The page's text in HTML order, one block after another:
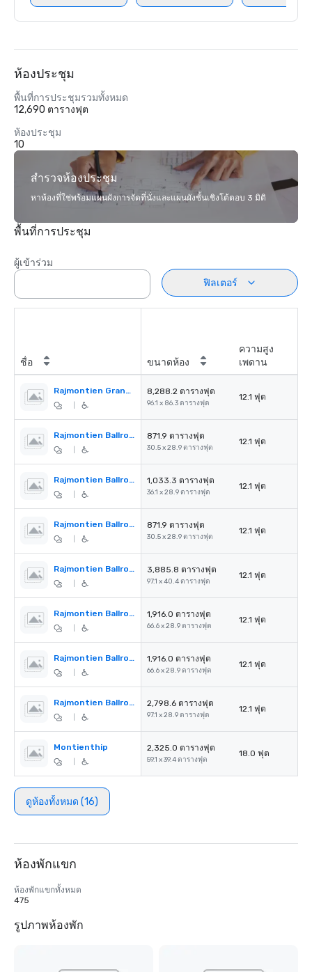
ห้องประชุม
พื้นที่การประชุมรวมทั้งหมด
12,690 ตารางฟุต
ห้องประชุม
10
สำรวจห้องประชุม
หาห้องที่ใช่พร้อมแผนผังการจัดที่นั่งและแผนผังชั้นเชิงโต้ตอบ 3 มิติ
พื้นที่การประชุม
ผู้เข้าร่วม
ฟิลเตอร์
ชื่อ ขนาดห้อง
ความสูง
เพดาน
Rajmontien Grand Ballroom 8,288.2 ตารางฟุต
96.1 x 86.3 ตารางฟุต
12.1 ฟุต
Rajmontien Ballroom 1 871.9 ตารางฟุต
30.5 x 28.9 ตารางฟุต
12.1 ฟุต
Rajmontien Ballroom 2 1,033.3 ตารางฟุต
36.1 x 28.9 ตารางฟุต
12.1 ฟุต
Rajmontien Ballroom 3 871.9 ตารางฟุต
30.5 x 28.9 ตารางฟุต
12.1 ฟุต
Rajmontien Ballroom 4 3,885.8 ตารางฟุต
97.1 x 40.4 ตารางฟุต
12.1 ฟุต
Rajmontien Ballroom 1-2 1,916.0 ตารางฟุต
66.6 x 28.9 ตารางฟุต
12.1 ฟุต
Rajmontien Ballroom 2-3 1,916.0 ตารางฟุต
66.6 x 28.9 ตารางฟุต
12.1 ฟุต
Rajmontien Ballroom 1-2-3 2,798.6 ตารางฟุต
97.1 x 28.9 ตารางฟุต
12.1 ฟุต
Montienthip 2,325.0 ตารางฟุต
59.1 x 39.4 ตารางฟุต
18.0 ฟุต
ดูห้องทั้งหมด (16)
ห้องพักแขก
ห้องพักแขกทั้งหมด
475
รูปภาพห้องพัก